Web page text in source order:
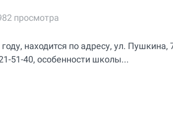
просмотра
находится по адресу, ул. Пушкина,
51-40, особенности школы...